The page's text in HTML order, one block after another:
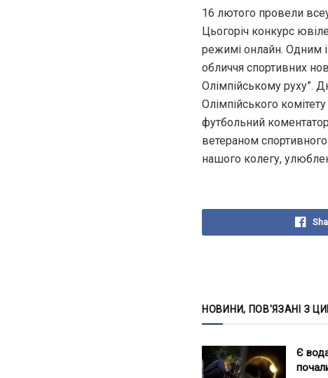
16 лютого провели
Цьогоріч конкурс
режимі онлайн. Одним
обличчя спортивних
Олімпійському руху”.
Олімпійського
футбольний
ветераном
нашого колегу,
НОВИНИ, ПОВ'ЯЗАНІ З
Є